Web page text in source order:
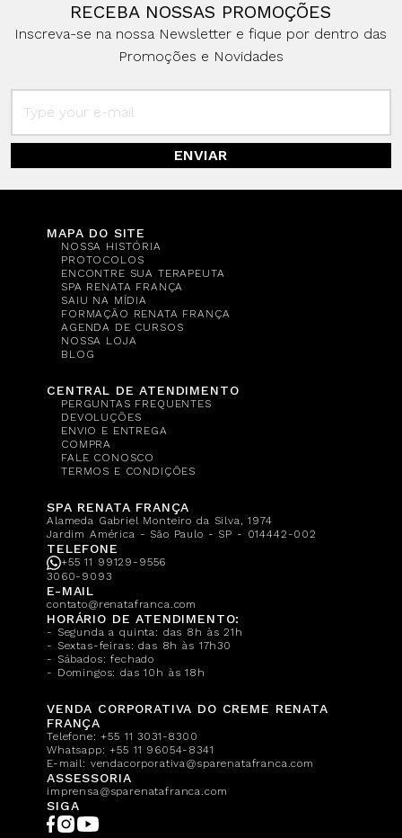
RECEBA NOSSAS PROMOÇÕES
Inscreva-se na nossa Newsletter e fique por dentro das
Promoções e Novidades
ENVIAR
MAPA DO SITE
NOSSA HISTÓRIA
PROTOCOLOS
ENCONTRE SUA TERAPEUTA
SPA RENATA FRANÇA
SAIU NA MÍDIA
FORMAÇÃO RENATA FRANÇA
AGENDA DE CURSOS
NOSSA LOJA
BLOG
CENTRAL DE ATENDIMENTO
PERGUNTAS FREQUENTES
DEVOLUÇÕES
ENVIO E ENTREGA
COMPRA
FALE CONOSCO
TERMOS E CONDIÇÕES
SPA RENATA FRANÇA
Alameda Gabriel Monteiro da Silva, 1974
Jardim América - São Paulo - SP - 014442-002
TELEFONE
+55 11 99129-9556
3060-9093
E-MAIL
contato@renatafranca.com
HORÁRIO DE ATENDIMENTO:
- Segunda a quinta: das 8h às 21h
- Sextas-feiras: das 8h às 17h30
- Sábados: fechado
- Domingos: das 10h às 18h
VENDA CORPORATIVA DO CREME RENATA
FRANÇA
Telefone:+55 11 3031-8300
Whatsapp:+55 11 96054-8341
E-mail: vendacorporativa@sparenatafranca.com
ASSESSORIA
imprensa@sparenatafranca.com
SIGA